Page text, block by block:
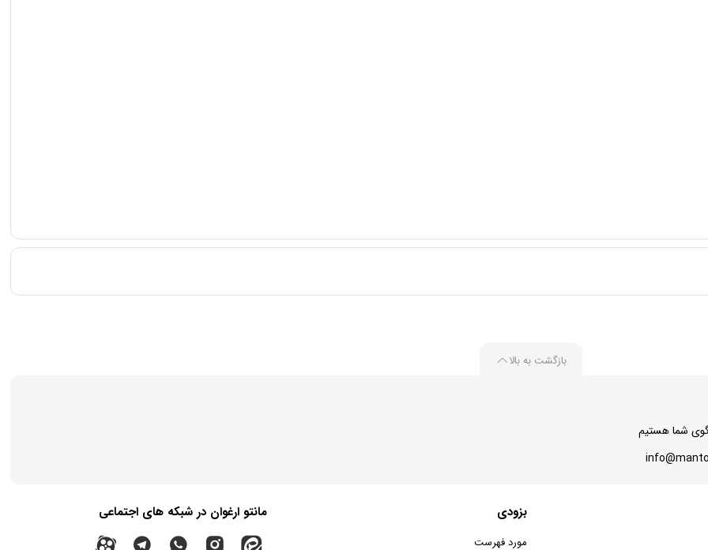
بازگشت به بالا
بزودی
مورد فهرست
مانتو ارغوان در شبکه های اجتماعی